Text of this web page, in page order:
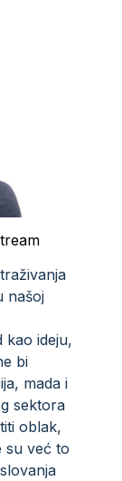
našoj
kao ideju,
bi
mada i
sektora
oblak,
su već to